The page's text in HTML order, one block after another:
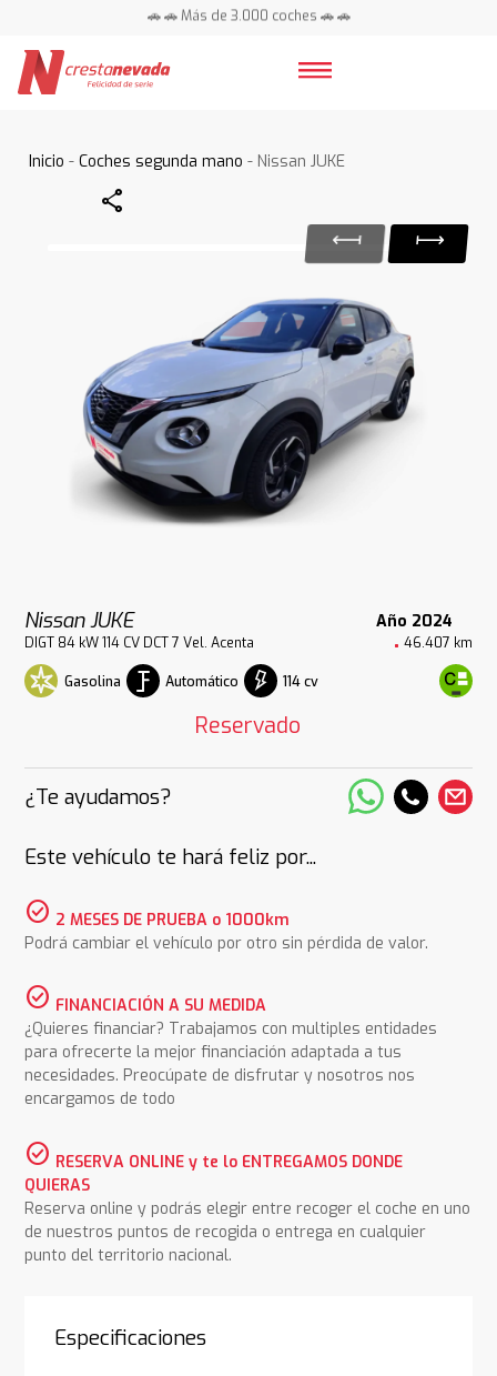
🚗 🚗 Más de 3.000 coches 🚗 🚗
Inicio -Coches segunda mano - Nissan JUKE
Share
Nissan JUKE Año 2024
DIGT 84 kW 114 CV DCT 7 Vel. Acenta 46.407 km
Gasolina Automático 114 cv
Reservado
¿Te ayudamos?
Este vehículo te hará feliz por...
check_circle 2 MESES DE PRUEBA o 1000km
Podrá cambiar el vehículo por otro sin pérdida de valor.
check_circle FINANCIACIÓN A SU MEDIDA
¿Quieres financiar? Trabajamos con multiples entidades
para ofrecerte la mejor financiación adaptada a tus
necesidades. Preocúpate de disfrutar y nosotros nos
encargamos de todo
check_circle RESERVA ONLINE y te lo ENTREGAMOS DONDE
QUIERAS
Reserva online y podrás elegir entre recoger el coche en uno
de nuestros puntos de recogida o entrega en cualquier
punto del territorio nacional.
Especificaciones